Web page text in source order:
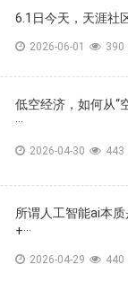
6.1日今天，天涯社
2026-06-01 390
低空经济，如何从“
···
2026-04-30 443
所谓人工智能ai本
+···
2026-04-29 440